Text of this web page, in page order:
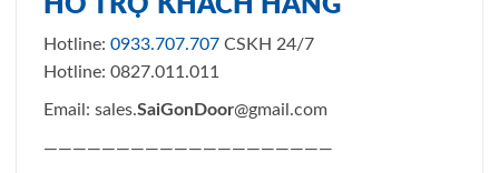
Hotline: 0933.707.707 CSKH 24/7
Hotline: 0827.011.011
Email: sales.SaiGonDoor@gmail.com
————————————————————